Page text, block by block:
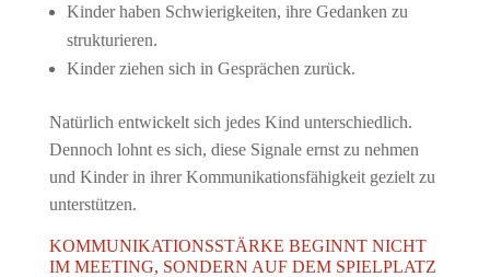
Kinder haben Schwierigkeiten, ihre Gedanken zu
strukturieren.
Kinder ziehen sich in Gesprächen zurück.
Natürlich entwickelt sich jedes Kind unterschiedlich.
Dennoch lohnt es sich, diese Signale ernst zu nehmen
und Kinder in ihrer Kommunikationsfähigkeit gezielt zu
unterstützen.
KOMMUNIKATIONSSTÄRKE BEGINNT NICHT
IM MEETING, SONDERN AUF DEM SPIELPLATZ